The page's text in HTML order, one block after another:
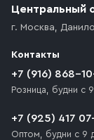
возникают
которое
движения.
доставки
необходимо
Центральный
г. Москва,
Контакты
+7 (916) 868-
Розница, будни с
+7 (925) 417
Оптом, будни с 9